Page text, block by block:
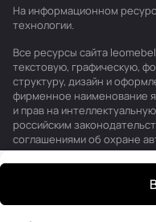
На информационном
технологии.
Все ресурсы сайта
текстовую, графическую,
структуру, дизайн и
фирменное наименование
и прав на
российским
соглашениями об охране